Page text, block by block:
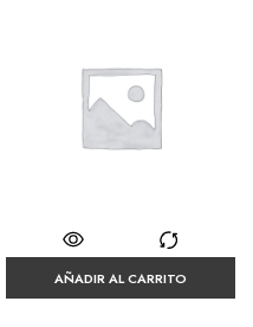
AÑADIR AL CARRITO